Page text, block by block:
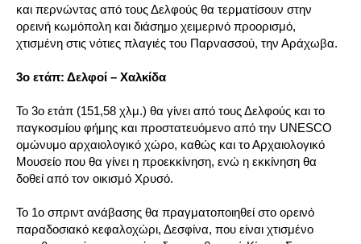
και περνώντας από τους Δελφούς θα τερματίσουν στην
ορεινή κωμόπολη και διάσημο χειμερινό προορισμό,
χτισμένη στις νότιες πλαγιές του Παρνασσού, την Αράχωβα.
3o ετάπ: Δελφοί – Χαλκίδα
Το 3ο ετάπ (151,58 χλμ.) θα γίνει από τους Δελφούς και το
παγκοσμίου φήμης και προστατευόμενο από την UNESCO
ομώνυμο αρχαιολογικό χώρο, καθώς και το Αρχαιολογικό
Μουσείο που θα γίνει η προεκκίνηση, ενώ η εκκίνηση θα
δοθεί από τον οικισμό Χρυσό.
Το 1ο σπριντ ανάβασης θα πραγματοποιηθεί στο ορεινό
παραδοσιακό κεφαλοχώρι, Δεσφίνα, που είναι χτισμένο